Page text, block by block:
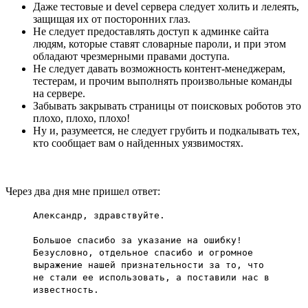
Даже тестовые и devel сервера следует холить и лелеять,
защищая их от посторонних глаз.
Не следует предоставлять доступ к админке сайта
людям, которые ставят словарные пароли, и при этом
обладают чрезмерными правами доступа.
Не следует давать возможность контент-менеджерам,
тестерам, и прочим выполнять произвольные команды
на сервере.
Забывать закрывать страницы от поисковых роботов это
плохо, плохо, плохо!
Ну и, разумеется, не следует грубить и подкалывать тех,
кто сообщает вам о найденных уязвимостях.
Через два дня мне пришел ответ:
Александр, здравствуйте.
Большое спасибо за указание на ошибку!
Безусловно, отдельное спасибо и огромное
выражение нашей признательности за то, что
не стали ее использовать, а поставили нас в
известность.